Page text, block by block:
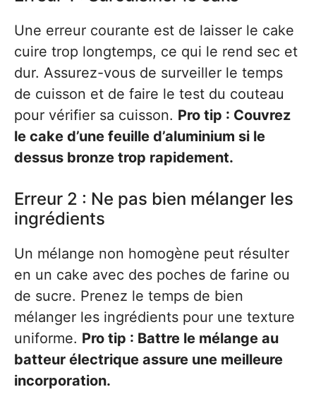
Une erreur courante est de laisser le cake
cuire trop longtemps, ce qui le rend sec et
dur. Assurez-vous de surveiller le temps
de cuisson et de faire le test du couteau
pour vérifier sa cuisson. Pro tip : Couvrez
le cake d’une feuille d’aluminium si le
dessus bronze trop rapidement.
Erreur 2 : Ne pas bien mélanger les
ingrédients
Un mélange non homogène peut résulter
en un cake avec des poches de farine ou
de sucre. Prenez le temps de bien
mélanger les ingrédients pour une texture
uniforme. Pro tip : Battre le mélange au
batteur électrique assure une meilleure
incorporation.